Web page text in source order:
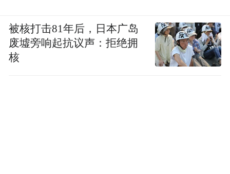
被核打击81年后，日本广岛
废墟旁响起抗议声：拒绝拥
核